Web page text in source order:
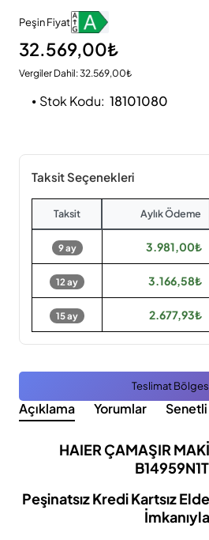
Peşin Fiyat
32.569,00₺
Vergiler Dahil: 32.569,00₺
Stok Kodu: 18101080
Taksit Seçenekleri
Taksit Aylık Ödeme
9 ay 3.981,00₺
12 ay 3.166,58₺
15 ay 2.677,93₺
Teslimat
Açıklama Yorumlar Senetli
HAIER ÇAMAŞIR
Peşinatsız Kredi Kartsız
İmkanıyla